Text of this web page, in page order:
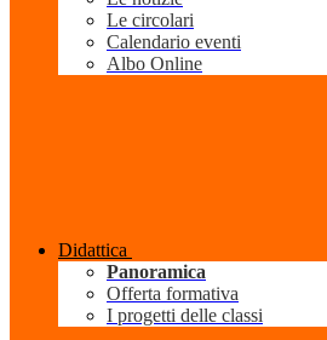
Le circolari
Calendario eventi
Albo Online
Didattica
Panoramica
Offerta formativa
I progetti delle classi